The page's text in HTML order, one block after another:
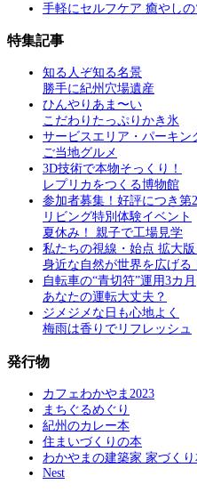
手軽にセルフケア 癒やしの
特集記事
知る人ぞ知る名景
勝手に紀州穴場遺産
ひんやりあま〜い
こだわりたっぷりかき氷
サービスエリア・パーキン
ご当地グルメ
3D技術で本物そっくり！
レプリカをつくる博物館
参加者募集！好評につき第
リビング特別体験イベント
夏休み！ 親子で工場見学
私たちの視線・始点 拡大版
身近な自然が世界を広げる
自転車の“青切符”運用3カ月
あなたの運転大丈夫？
ジメジメな日も心地よく
梅雨は香りでリフレッシュ
発行物
カフェわかやま2023
まちぐるめぐり
紀州のカレー本
住まいづくりの本
わかやまの建築家 家づくり
Nest